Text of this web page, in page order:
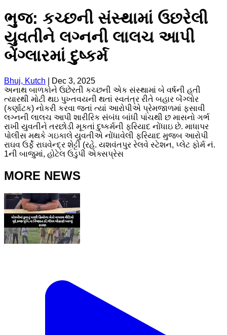
ભુજ: કચ્છની સંસ્થામાં ઉછરેલી
યુવતીને લગ્નની લાલચ આપી
બેંગ્લારમાં દુષ્કર્મ
Bhuj, Kutch
Dec 3, 2025
અનાથ બાળકોને ઉછેરતી કચ્છની એક સંસ્થામાં બે વર્ષની હતી
ત્યારથી મોટી થઇ પુખ્તવયની થતાં સ્વતંત્ર રીતે બહાર બેંગ્લોર
(કર્ણાટક) નોકરી કરવા જતાં ત્યાં આરોપીએ પ્રેમજાળમાં ફસાવી
લગ્નની લાલચ આપી શારીરિક સંબંધ બાંધી પાંચથી છ માસનો ગર્ભ
રાખી યુવતીને તરછોડી મૂકતાં દુષ્કર્મની ફરિયાદ નોંધાઇ છે. માધાપર
પોલીસ મથકે ગઇકાલે યુવતીએ નોંધાવેલી ફરિયાદ મુજબ આરોપી
રાઘવ ઉર્ફે રાઘવેન્દ્ર શેટ્ટી (રહે. યશવંતપુર રેલવે સ્ટેશન, પ્લેટ ફોર્મ નં.
1ની બાજુમાં, હોટેલ ઉડુપી એક્સપ્રેસ
MORE NEWS